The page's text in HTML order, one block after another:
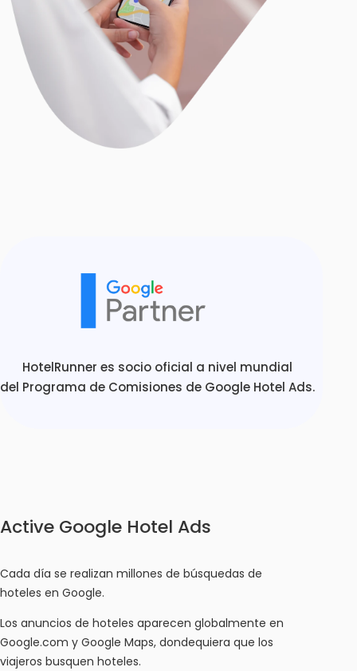
HotelRunner es socio oficial a nivel mundial
del Programa de Comisiones de Google Hotel Ads.
Active Google Hotel Ads
Cada día se realizan millones de búsquedas de
hoteles en Google.
Los anuncios de hoteles aparecen globalmente en
Google.com y Google Maps, dondequiera que los
viajeros busquen hoteles.